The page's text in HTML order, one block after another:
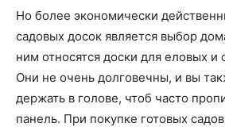
Но более экономически
садовых досок является выбор
ним относятся доски для еловых и
Они не очень долговечны, и вы
держать в голове, чтоб часто
панель. При покупке готовых